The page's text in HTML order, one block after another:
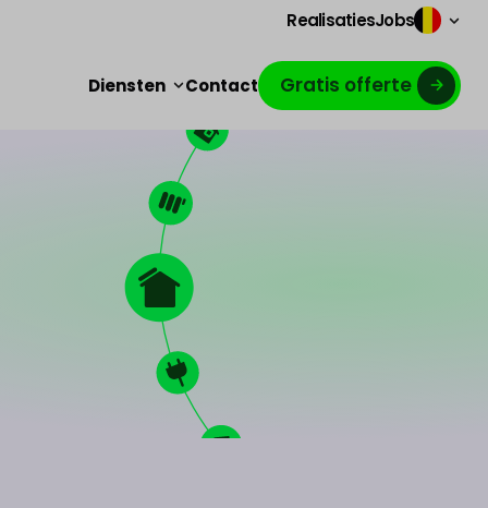
RealisatiesJobs
Diensten Contact Gratis offerte